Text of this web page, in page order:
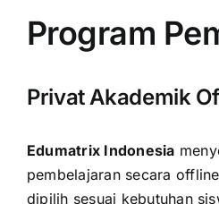
Program
Privat Akademik
Edumatrix Indonesia
pembelajaran secara
dipilih sesuai kebutuhan